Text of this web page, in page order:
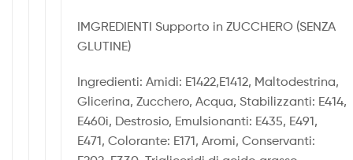
IMGREDIENTI Supporto in ZUCCHERO (SENZA
GLUTINE)
Ingredienti: Amidi: E1422,E1412, Maltodestrina,
Glicerina, Zucchero, Acqua, Stabilizzanti: E414,
E460i, Destrosio, Emulsionanti: E435, E491,
E471, Colorante: E171, Aromi, Conservanti: